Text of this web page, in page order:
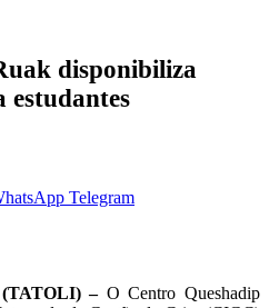
disponibiliza
estudantes
Telegram
–O Centro Queshadip